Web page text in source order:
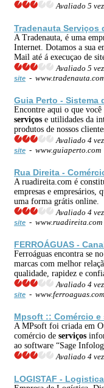
Avaliado 5
Tradenauta Serviços
A Tradenauta, é uma
Internet. Dotamos a sua
Mail até á execuçao de
Avaliado 5
site -
Guia Perto - Sistema
Encontre aqui o que você
serviços e utilidades da
produtos de nossos
Avaliado 4
site - www.guiaperto.com
Rua Direita -
A ruadireita.com é
empresas e empresários,
uma forma grátis online.
Avaliado 4
site -
FERROÁGUAS -
Ferroáguas encontra se
marcas com melhor
qualidade, rapidez e
Avaliado 4
site -
Mpsoft :: Comércio e
A MPsoft foi criada em
comércio de serviços
ao software “Sage
Avaliado 4
LOGISTAF -